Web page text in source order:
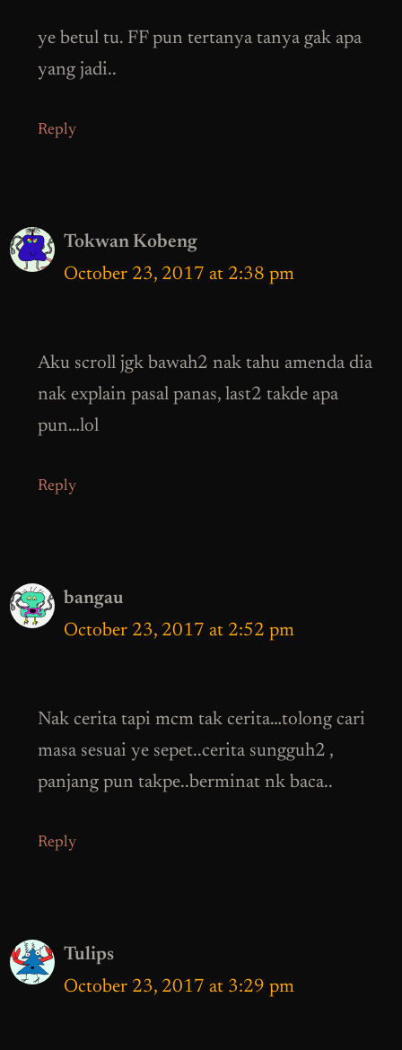
ye betul tu. FF pun tertanya tanya gak apa
yang jadi..
Reply
Tokwan Kobeng
October 23, 2017 at 2:38 pm
Aku scroll jgk bawah2 nak tahu amenda dia
nak explain pasal panas, last2 takde apa
pun…lol
Reply
bangau
October 23, 2017 at 2:52 pm
Nak cerita tapi mcm tak cerita…tolong cari
masa sesuai ye sepet..cerita sungguh2 ,
panjang pun takpe..berminat nk baca..
Reply
Tulips
October 23, 2017 at 3:29 pm